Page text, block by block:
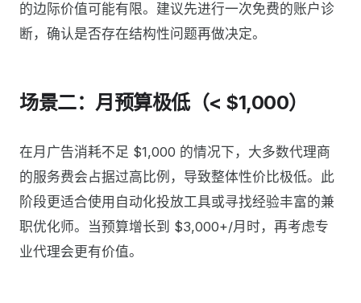
的边际价值可能有限。建议先进行一次免费的账户诊
断，确认是否存在结构性问题再做决定。
场景二：月预算极低（< $1,000）
在月广告消耗不足 $1,000 的情况下，大多数代理商
的服务费会占据过高比例，导致整体性价比极低。此
阶段更适合使用自动化投放工具或寻找经验丰富的兼
职优化师。当预算增长到 $3,000+/月时，再考虑专
业代理会更有价值。